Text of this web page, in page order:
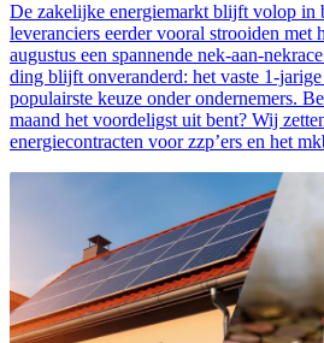
De zakelijke energiemarkt blijft volop in
leveranciers eerder vooral strooiden met
augustus een spannende nek-aan-
ding blijft onveranderd: het vaste 1-
populairste keuze onder ondernemers.
maand het voordeligst uit bent? Wij
energiecontracten voor zzp’ers en het